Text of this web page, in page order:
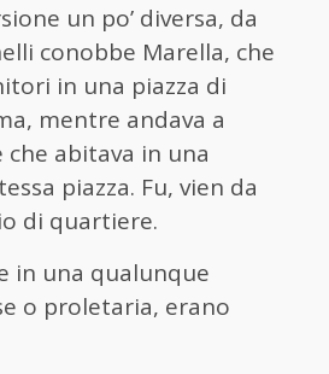
un po’ diversa, da
conobbe Marella, che
in una piazza di
mentre andava a
abitava in una
piazza. Fu, vien da
di quartiere.
in una qualunque
o proletaria, erano